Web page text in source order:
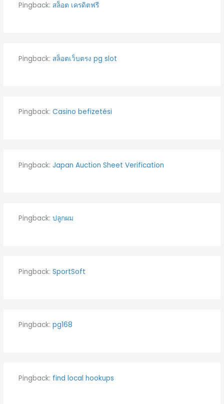
Pingback: สล็อต เครดิตฟรี
Pingback: สล็อตเว็บตรง pg slot
Pingback: Casino befizetési
Pingback: Japan Auction Sheet Verification
Pingback: ปลูกผม
Pingback: SportSoft
Pingback: pg168
Pingback: find local hookups